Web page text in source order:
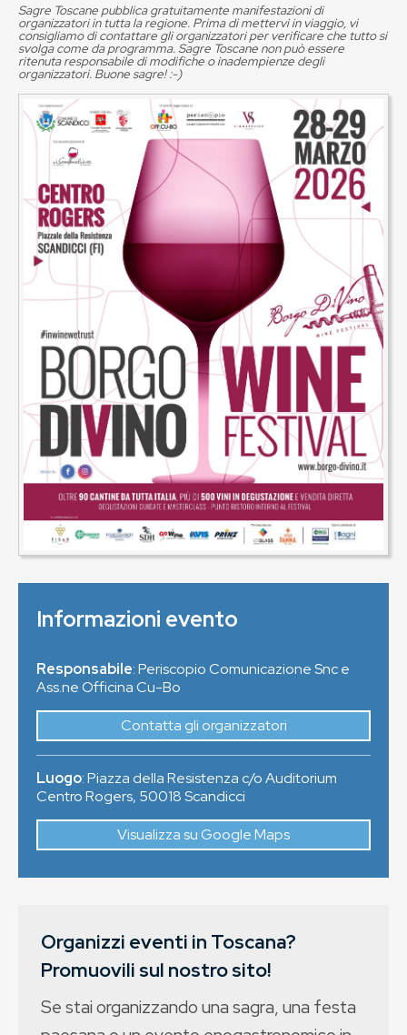
Sagre Toscane pubblica gratuitamente manifestazioni di
organizzatori in tutta la regione. Prima di mettervi in viaggio, vi
consigliamo di contattare gli organizzatori per verificare che tutto si
svolga come da programma. Sagre Toscane non può essere
ritenuta responsabile di modifiche o inadempienze degli
organizzatori. Buone sagre! :-)
Informazioni evento
Responsabile: Periscopio Comunicazione Snc e
Ass.ne Officina Cu-Bo
Contatta gli organizzatori
Luogo:Piazza della Resistenza c/o Auditorium
Centro Rogers, 50018Scandicci
Visualizza su Google Maps
Organizzi eventi in Toscana?
Promuovili sul nostro sito!
Se stai organizzando una sagra, una festa